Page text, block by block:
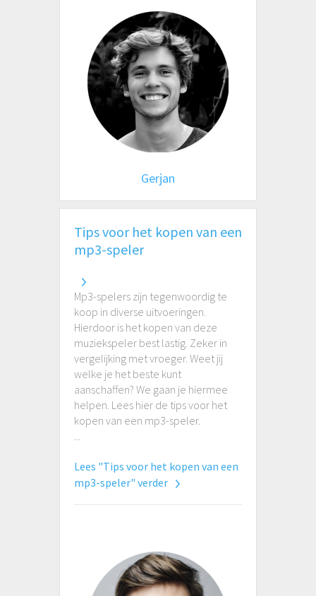
Gerjan
Tips voor het kopen van een
mp3-speler
Mp3-spelers zijn tegenwoordig te
koop in diverse uitvoeringen.
Hierdoor is het kopen van deze
muziekspeler best lastig. Zeker in
vergelijking met vroeger. Weet jij
welke je het beste kunt
aanschaffen? We gaan je hiermee
helpen. Lees hier de tips voor het
kopen van een mp3-speler.
...
Lees "Tips voor het kopen van een
mp3-speler" verder